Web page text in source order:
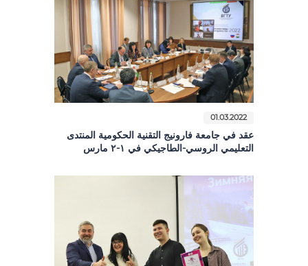
01.03.2022
عقد في جامعة فارونيج التقنية الحكومية المنتدى
التعليمي الروسي-الطاجيكي في ١-٢ مارس